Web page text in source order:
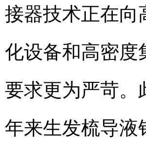
接器技术正在向
化设备和高密度
要求更为严苛。
年来生发梳导液